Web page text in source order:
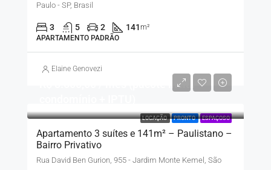
Paulo - SP, Brasil
3 5 2 141m²
APARTAMENTO PADRÃO
Elaine Genovezi
LOCAÇÃO PRONTO ESPAÇOSO
R$ 8.500,00 / mês (pacote inclui
Apartamento 3 suítes e 141m² – Paulistano –
Bairro Privativo
Rua David Ben Gurion, 955 - Jardim Monte Kemel, São